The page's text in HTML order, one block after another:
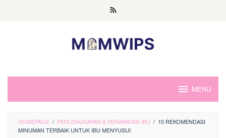
MENU
HOMEPAGE / PERLENGKAPAN & PERAWATAN IBU / 10 REKOMENDASI
MINUMAN TERBAIK UNTUK IBU MENYUSUI